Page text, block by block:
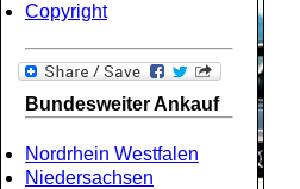
Copyright
Bundesweiter Ankauf
Nordrhein Westfalen
Niedersachsen